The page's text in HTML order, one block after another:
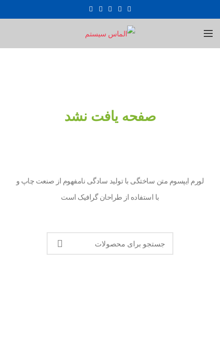
صفحه یافت نشد
لورم ایپسوم متن ساختگی با تولید سادگی نامفهوم از صنعت چاپ و
با استفاده از طراحان گرافیک است